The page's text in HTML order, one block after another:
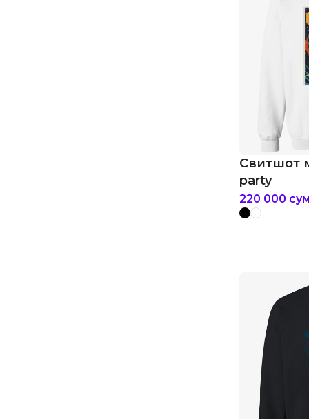
Свитшот
party
220 000